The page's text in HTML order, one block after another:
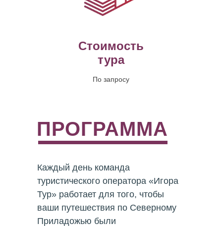
Стоимость
тура
По запросу
ПРОГРАММА
Каждый день команда
туристического оператора «Игора
Тур» работает для того, чтобы
ваши путешествия по Северному
Приладожью были